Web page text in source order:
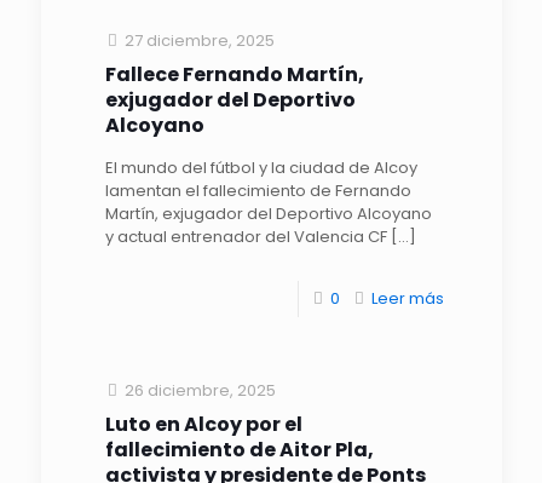
27 diciembre, 2025
Fallece Fernando Martín,
exjugador del Deportivo
Alcoyano
El mundo del fútbol y la ciudad de Alcoy
lamentan el fallecimiento de Fernando
Martín, exjugador del Deportivo Alcoyano
y actual entrenador del Valencia CF[…]
0 Leer más
26 diciembre, 2025
Luto en Alcoy por el
fallecimiento de Aitor Pla,
activista y presidente de Ponts